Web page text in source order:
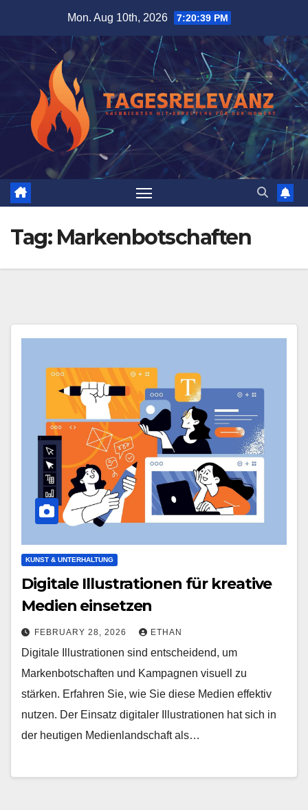
content
Mon. Aug 10th, 2026 7:20:39 PM
Tag: Markenbotschaften
KUNST & UNTERHALTUNG
Digitale Illustrationen für kreative
Medien einsetzen
FEBRUARY 28, 2026 ETHAN
Digitale Illustrationen sind entscheidend, um
Markenbotschaften und Kampagnen visuell zu
stärken. Erfahren Sie, wie Sie diese Medien effektiv
nutzen. Der Einsatz digitaler Illustrationen hat sich in
der heutigen Medienlandschaft als…